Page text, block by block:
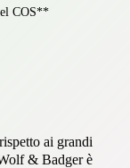
COS**
ai grandi
& Badger è